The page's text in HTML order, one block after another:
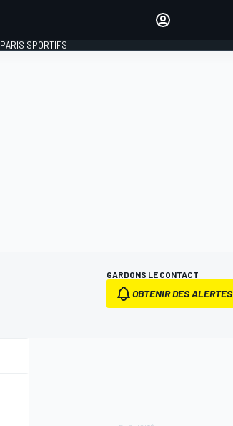
PARIS SPORTIFS
GARDONS LE CONTACT
OBTENIR DES ALERTES